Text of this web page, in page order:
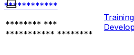
************
******** ***
*********** ********